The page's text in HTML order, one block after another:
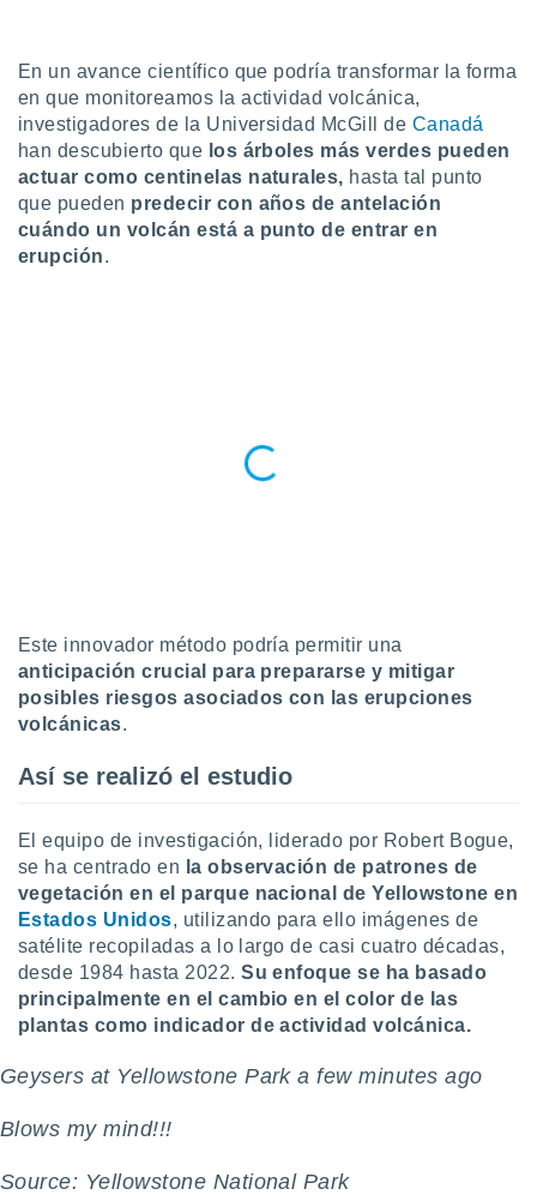
más
nuestra
y
de
que
sean
se
ni para
o
aunque
no
Puedes
acceder a
abono
En un avance científico que podría transformar la forma
en que monitoreamos la actividad volcánica,
investigadores de la Universidad McGill de Canadá
han descubierto que los árboles más verdes pueden
actuar como centinelas naturales, hasta tal punto
que pueden predecir con años de antelación
cuándo un volcán está a punto de entrar en
erupción.
Este innovador método podría permitir una
anticipación crucial para prepararse y mitigar
posibles riesgos asociados con las erupciones
volcánicas.
Así se realizó el estudio
El equipo de investigación, liderado por Robert Bogue,
se ha centrado en la observación de patrones de
vegetación en el parque nacional de Yellowstone en
Estados Unidos, utilizando para ello imágenes de
satélite recopiladas a lo largo de casi cuatro décadas,
desde 1984 hasta 2022.Su enfoque se ha basado
principalmente en el cambio en el color de las
plantas como indicador de actividad volcánica.
Geysers at Yellowstone Park a few minutes ago
Blows my mind!!!
Source: Yellowstone National Park